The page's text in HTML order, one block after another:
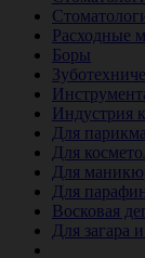
Расходные
Боры
Индустрия
Для
Для
Для
Для
Восковая
Для загара